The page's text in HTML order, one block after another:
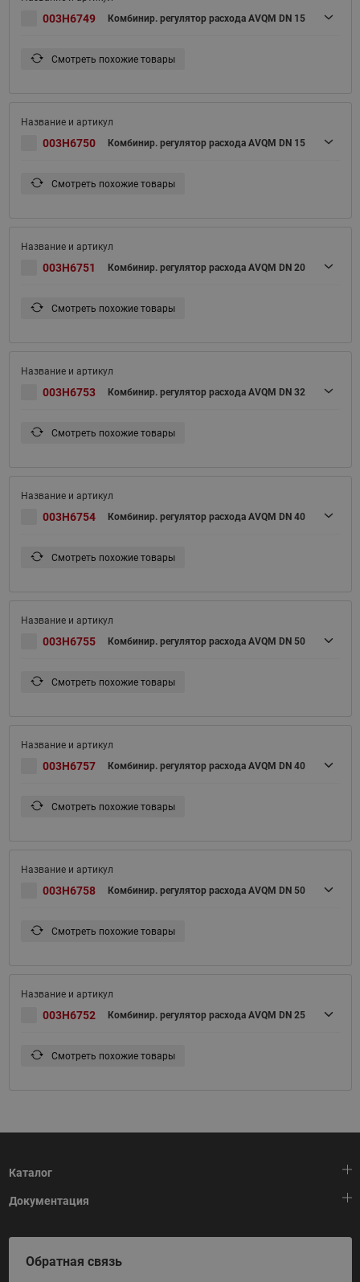
003H6749 Комбинир. регулятор расхода AVQM DN 15
Смотреть похожие товары
003H6750 Комбинир. регулятор расхода AVQM DN 15
Смотреть похожие товары
003H6751 Комбинир. регулятор расхода AVQM DN 20
Смотреть похожие товары
003H6753 Комбинир. регулятор расхода AVQM DN 32
Смотреть похожие товары
003H6754 Комбинир. регулятор расхода AVQM DN 40
Смотреть похожие товары
003H6755 Комбинир. регулятор расхода AVQM DN 50
Смотреть похожие товары
003H6757 Комбинир. регулятор расхода AVQM DN 40
Смотреть похожие товары
003H6758 Комбинир. регулятор расхода AVQM DN 50
Смотреть похожие товары
003H6752 Комбинир. регулятор расхода AVQM DN 25
Смотреть похожие товары
Каталог
Тепловая автоматика
Холодильная техника
Приводная техника
Документация
HeatPlatform (Тепловая платформа)
Полезные программы и инструменты
Обратная связь